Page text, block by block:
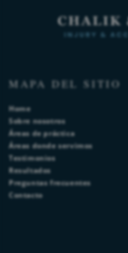
MAPA DEL SITIO
Home
Sobre nosotros
Áreas de práctica
Áreas donde servimos
Testimonios
Resultados
Preguntas frecuentes
Contacto